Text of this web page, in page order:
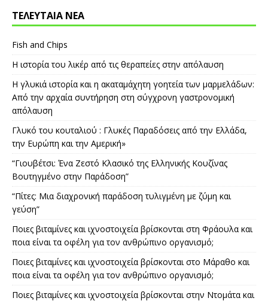
ΤΕΛΕΥΤΑΙΑ ΝΕΑ
Fish and Chips
Η ιστορία του λικέρ από τις θεραπείες στην απόλαυση
Η γλυκιά ιστορία και η ακαταμάχητη γοητεία των μαρμελάδων:
Από την αρχαία συντήρηση στη σύγχρονη γαστρονομική
απόλαυση
Γλυκό του κουταλιού : Γλυκές Παραδόσεις από την Ελλάδα,
την Ευρώπη και την Αμερική»
“Γιουβέτσι: Ένα Ζεστό Κλασικό της Ελληνικής Κουζίνας
Βουτηγμένο στην Παράδοση”
“Πίτες: Μια διαχρονική παράδοση τυλιγμένη με ζύμη και
γεύση”
Ποιες βιταμίνες και ιχνοστοιχεία βρίσκονται στη Φράουλα και
ποια είναι τα οφέλη για τον ανθρώπινο οργανισμό;
Ποιες βιταμίνες και ιχνοστοιχεία βρίσκονται στο Μάραθο και
ποια είναι τα οφέλη για τον ανθρώπινο οργανισμό;
Ποιες βιταμίνες και ιχνοστοιχεία βρίσκονται στην Ντομάτα και